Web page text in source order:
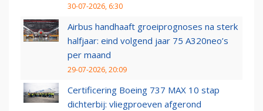
30-07-2026, 6:30
Airbus handhaaft groeiprognoses na sterk
halfjaar: eind volgend jaar 75 A320neo’s
per maand
29-07-2026, 20:09
Certificering Boeing 737 MAX 10 stap
dichterbij: vliegproeven afgerond